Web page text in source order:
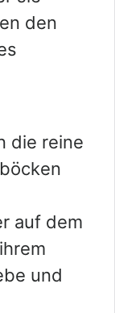
den
die reine
auf dem
und